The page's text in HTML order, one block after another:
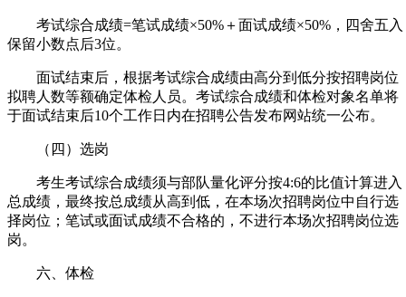
考试综合成绩=笔试成绩×50%＋面试成绩×50%，四舍五入
保留小数点后3位。
面试结束后，根据考试综合成绩由高分到低分按招聘岗位
拟聘人数等额确定体检人员。考试综合成绩和体检对象名单将
于面试结束后10个工作日内在招聘公告发布网站统一公布。
（四）选岗
考生考试综合成绩须与部队量化评分按4:6的比值计算进入
总成绩，最终按总成绩从高到低，在本场次招聘岗位中自行选
择岗位；笔试或面试成绩不合格的，不进行本场次招聘岗位选
岗。
六、体检